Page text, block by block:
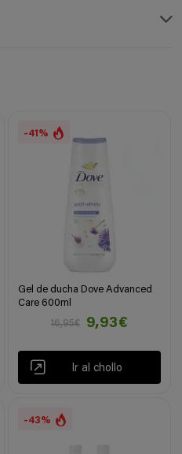
-41%
Gel de ducha Dove Advanced
Care 600ml
16,95€
9,93€
Ir al chollo
-43%